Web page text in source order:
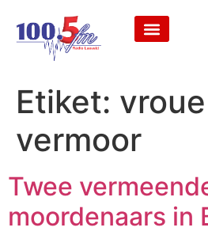
Etiket: vroue
vermoor
Twee
moordenaars in